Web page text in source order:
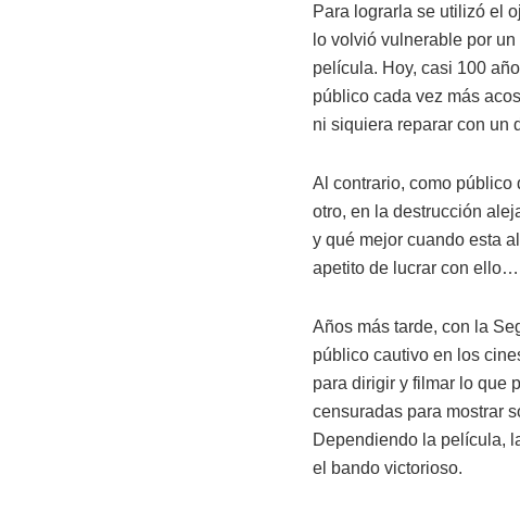
Para lograrla se utilizó el
lo volvió vulnerable por
película. Hoy, casi 100
público cada vez más
ni siquiera reparar con un
Al contrario, como público
otro, en la destrucción
y qué mejor cuando esta
apetito de lucrar con
Años más tarde, con la
público cautivo en los
para dirigir y filmar lo que
censuradas para mostrar
Dependiendo la película,
el bando victorioso.